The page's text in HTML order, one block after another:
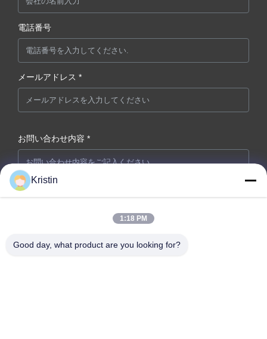
電話番号
メールアドレス *
お問い合わせ内容 *
今提出
Kristin
1:18 PM
Good day, what product are you looking for?